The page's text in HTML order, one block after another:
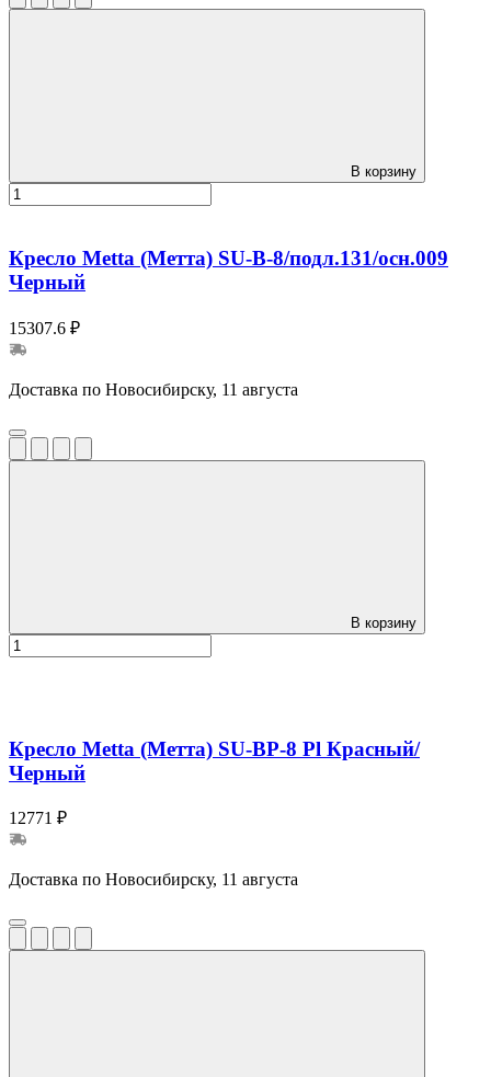
В корзину
Кресло Metta (Метта) SU-B-8/подл.131/осн.009
Черный
15307.6 ₽
Доставка по Новосибирску, 11 августа
В корзину
Кресло Metta (Метта) SU-BP-8 Pl Красный/
Черный
12771 ₽
Доставка по Новосибирску, 11 августа